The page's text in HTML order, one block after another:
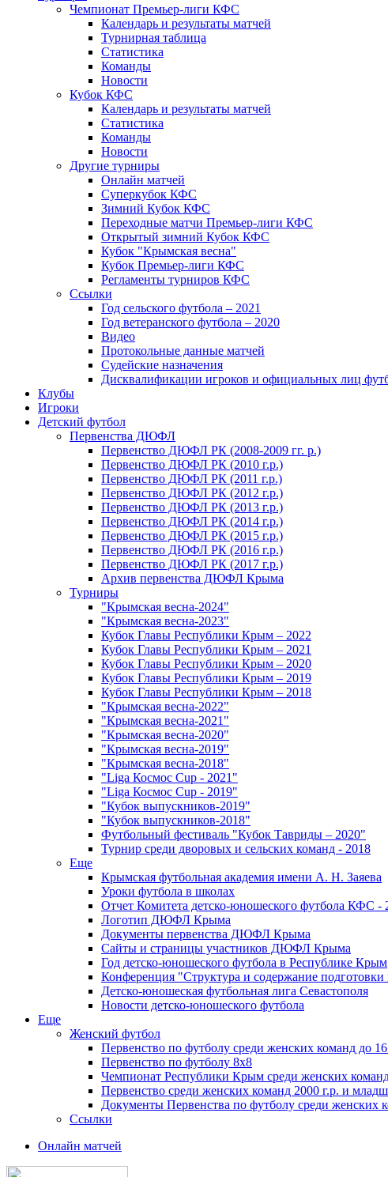
Чемпионат Премьер-лиги КФС
Календарь и результаты матчей
Турнирная таблица
Статистика
Команды
Новости
Кубок КФС
Календарь и результаты матчей
Статистика
Команды
Новости
Другие турниры
Онлайн матчей
Суперкубок КФС
Зимний Кубок КФС
Переходные матчи Премьер-лиги КФС
Открытый зимний Кубок КФС
Кубок "Крымская весна"
Кубок Премьер-лиги КФС
Регламенты турниров КФС
Ссылки
Год сельского футбола – 2021
Год ветеранского футбола – 2020
Видео
Протокольные данные матчей
Судейские назначения
Дисквалификации игроков и официальных лиц
Клубы
Игроки
Детский футбол
Первенства ДЮФЛ
Первенство ДЮФЛ РК (2008-2009 гг. р.)
Первенство ДЮФЛ РК (2010 г.р.)
Первенство ДЮФЛ РК (2011 г.р.)
Первенство ДЮФЛ РК (2012 г.р.)
Первенство ДЮФЛ РК (2013 г.р.)
Первенство ДЮФЛ РК (2014 г.р.)
Первенство ДЮФЛ РК (2015 г.р.)
Первенство ДЮФЛ РК (2016 г.р.)
Первенство ДЮФЛ РК (2017 г.р.)
Архив первенства ДЮФЛ Крыма
Турниры
"Крымская весна-2024"
"Крымская весна-2023"
Кубок Главы Республики Крым – 2022
Кубок Главы Республики Крым – 2021
Кубок Главы Республики Крым – 2020
Кубок Главы Республики Крым – 2019
Кубок Главы Республики Крым – 2018
"Крымская весна-2022"
"Крымская весна-2021"
"Крымская весна-2020"
"Крымская весна-2019"
"Крымская весна-2018"
"Liga Космос Cup - 2021"
"Liga Космос Cup - 2019"
"Кубок выпускников-2019"
"Кубок выпускников-2018"
Футбольный фестиваль "Кубок Тавриды – 2020"
Турнир среди дворовых и сельских команд - 2018
Еще
Крымская футбольная академия имени А. Н. Заяева
Уроки футбола в школах
Отчет Комитета детско-юношеского футбола КФС -
Логотип ДЮФЛ Крыма
Документы первенства ДЮФЛ Крыма
Сайты и страницы участников ДЮФЛ Крыма
Год детско-юношеского футбола в Республике Крым
Конференция "Структура и содержание
Детско-юношеская футбольная лига Севастополя
Новости детско-юношеского футбола
Еще
Женский футбол
Первенство по футболу среди женских команд до 16
Первенство по футболу 8х8
Чемпионат Республики Крым среди женских
Первенство среди женских команд 2000 г.р. и
Документы Первенства по футболу среди женских
Ссылки
Онлайн матчей